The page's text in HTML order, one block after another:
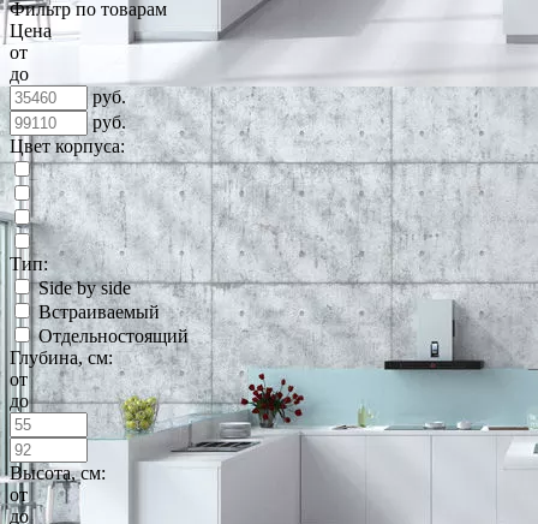
Фильтр по товарам
Цена
от
до
руб.
руб.
Цвет корпуса:
Тип:
Side by side
Встраиваемый
Отдельностоящий
Глубина, см:
от
до
Высота, см:
от
до